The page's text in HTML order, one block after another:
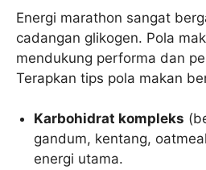
Energi marathon sangat
cadangan glikogen. Pola
mendukung performa dan
Terapkan tips pola makan
Karbohidrat kompleks
gandum, kentang,
energi utama.